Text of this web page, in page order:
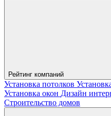
Рейтинг компаний
Установка потолков
Установка окон Дизайн
Строительство домов